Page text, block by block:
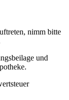
nimm bitte
und